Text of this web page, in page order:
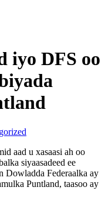
iyo DFS oo
aad u xasaasi ah oo
siyaasadeed ee
Dowladda Federaalka ay
Puntland, taasoo ay